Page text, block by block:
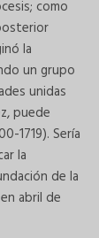
como
la
un grupo
unidas
puede
1719). Sería
la
de la
abril de